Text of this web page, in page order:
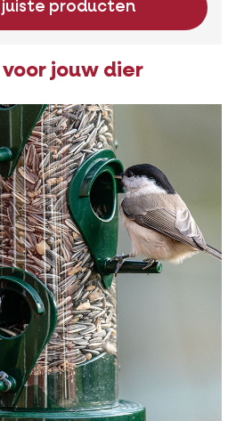
juiste producten
jouw dier